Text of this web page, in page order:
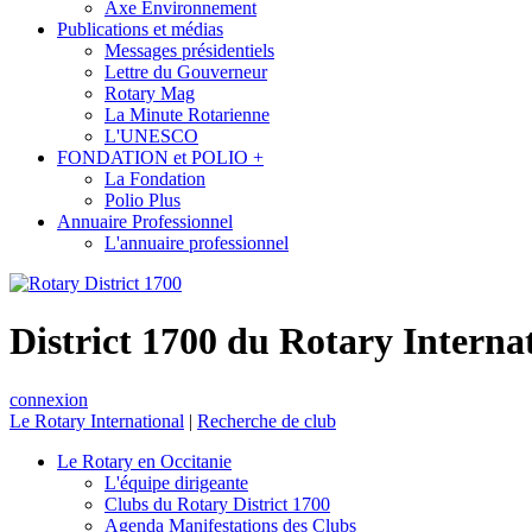
Axe Environnement
Publications et médias
Messages présidentiels
Lettre du Gouverneur
Rotary Mag
La Minute Rotarienne
L'UNESCO
FONDATION et POLIO +
La Fondation
Polio Plus
Annuaire Professionnel
L'annuaire professionnel
District 1700 du Rotary
connexion
Le Rotary International | Recherche de club
Le Rotary en Occitanie
L'équipe dirigeante
Clubs du Rotary District 1700
Agenda Manifestations des Clubs